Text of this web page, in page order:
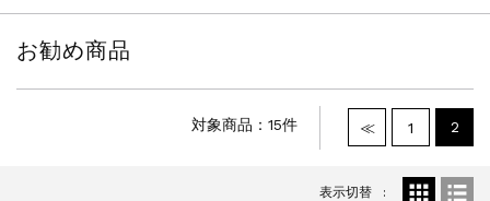
特集
2026.7.17
出雲いちじく玉ゼリー...
カード情報が適切ではありません。「カード...
お勧め商品
≪ 1 2
対象商品：15件
表示切替